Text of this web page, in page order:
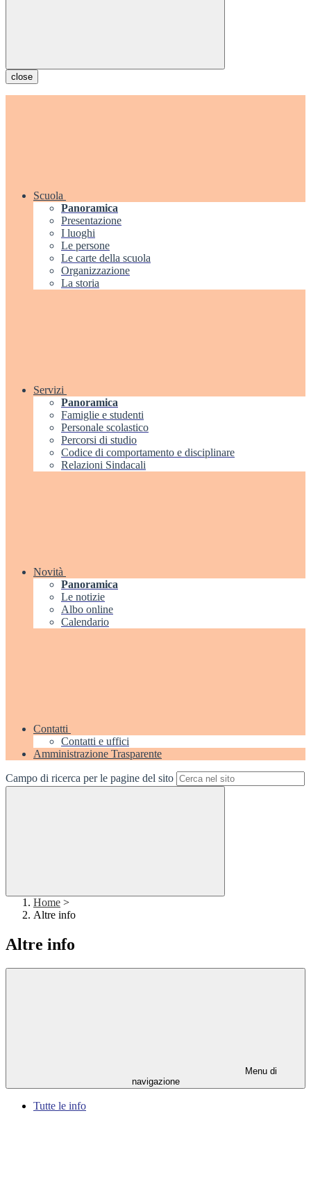
close
Scuola
Panoramica
Presentazione
I luoghi
Le persone
Le carte della scuola
Organizzazione
La storia
Servizi
Panoramica
Famiglie e studenti
Personale scolastico
Percorsi di studio
Codice di comportamento e disciplinare
Relazioni Sindacali
Novità
Panoramica
Le notizie
Albo online
Calendario
Contatti
Contatti e uffici
Amministrazione Trasparente
Campo di ricerca per le pagine del sito
Home >
Altre info
Altre info
Menu di
navigazione
Tutte le info